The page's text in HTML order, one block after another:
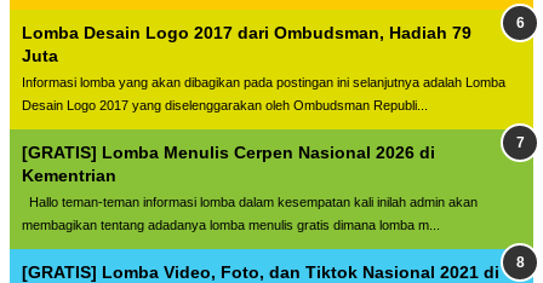
Lomba Desain Logo 2017 dari Ombudsman, Hadiah 79
Juta
Informasi lomba yang akan dibagikan pada postingan ini selanjutnya adalah Lomba
Desain Logo 2017 yang diselenggarakan oleh Ombudsman Republi...
[GRATIS] Lomba Menulis Cerpen Nasional 2026 di
Kementrian
Hallo teman-teman informasi lomba dalam kesempatan kali inilah admin akan
membagikan tentang adadanya lomba menulis gratis dimana lomba m...
[GRATIS] Lomba Video, Foto, dan Tiktok Nasional 2021 di